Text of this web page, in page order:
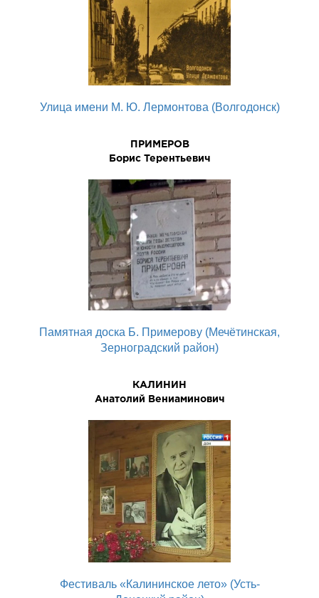
Улица имени М. Ю. Лермонтова (Волгодонск)
ПРИМЕРОВ
Боpис Теpентьевич
Памятная доска Б. Примерову (Мечётинская,
Зерноградский район)
КАЛИНИН
Анатолий Вениаминович
Фестиваль «Калининское лето» (Усть-